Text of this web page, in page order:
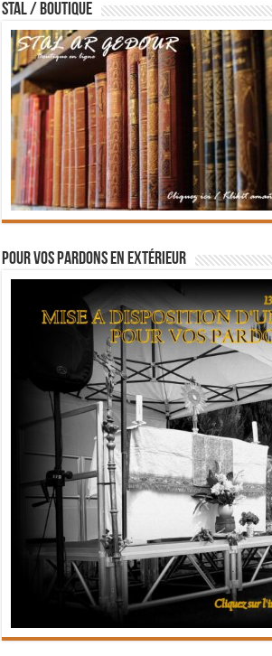
STAL / BOUTIQUE
Pour vos pardons en extérieur